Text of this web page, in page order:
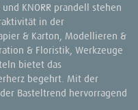
KNORR prandell stehen
in der
& Karton, Modellieren &
& Floristik, Werkzeuge
bietet das
begehrt. Mit der
Basteltrend hervorragend